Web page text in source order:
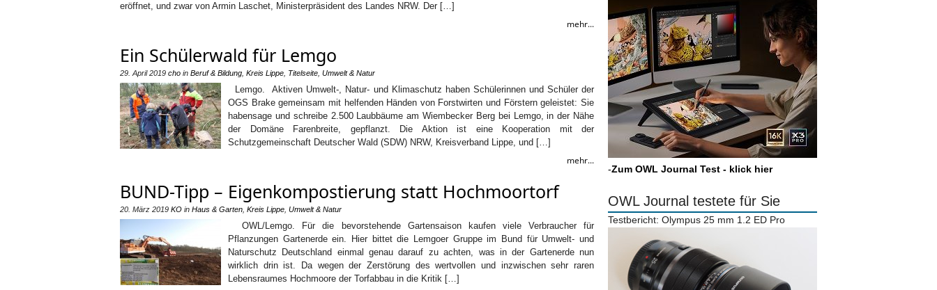
eröffnet, und zwar von Armin Laschet, Ministerpräsident des Landes NRW. Der […]
mehr...
Ein Schülerwald für Lemgo
29. April 2019 cho in Beruf & Bildung Kreis Lippe Titelseite Umwelt & Natur
Lemgo. Aktiven Umwelt-, Natur- und Klimaschutz haben Schülerinnen und Schüler der
OGS Brake gemeinsam mit helfenden Händen von Forstwirten und Förstern geleistet: Sie
habensage und schreibe 2.500 Laubbäume am Wiembecker Berg bei Lemgo, in der Nähe
der Domäne Farenbreite, gepflanzt. Die Aktion ist eine Kooperation mit der
Schutzgemeinschaft Deutscher Wald (SDW) NRW, Kreisverband Lippe, und […]
mehr...
BUND-Tipp – Eigenkompostierung statt Hochmoortorf
20. März 2019 KO in Haus & Garten Kreis Lippe Umwelt & Natur
OWL/Lemgo. Für die bevorstehende Gartensaison kaufen viele Verbraucher für
Pflanzungen Gartenerde ein. Hier bittet die Lemgoer Gruppe im Bund für Umwelt- und
Naturschutz Deutschland einmal genau darauf zu achten, was in der Gartenerde nun
wirklich drin ist. Da wegen der Zerstörung des wertvollen und inzwischen sehr raren
Lebensraumes Hochmoore der Torfabbau in die Kritik […]
-Zum OWL Journal Test - klick hier
OWL Journal testete für Sie
Testbericht: Olympus 25 mm 1.2 ED Pro